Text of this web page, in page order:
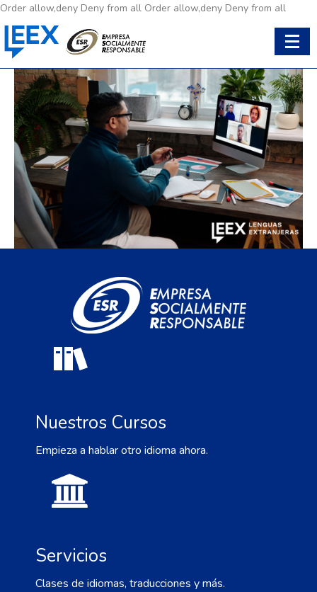
Order allow,deny Deny from all Order allow,deny Deny from all
Nuestros Cursos
Empieza a hablar otro idioma ahora.
Servicios
Clases de idiomas, traducciones y más.